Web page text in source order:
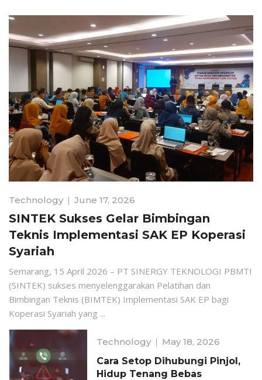
Technology June 17, 2026
SINTEK Sukses Gelar Bimbingan
Teknis Implementasi SAK EP Koperasi
Syariah
Semarang, 15 April 2026 – PT SINERGY TEKNOLOGI PBMTI
(SINTEK) sukses menyelenggarakan Pelatihan dan
Bimbingan Teknis (BIMTEK) Implementasi SAK EP bagi
Koperasi Syariah yang ...
Technology
May 18, 2026
Cara Setop Dihubungi Pinjol,
Hidup Tenang Bebas